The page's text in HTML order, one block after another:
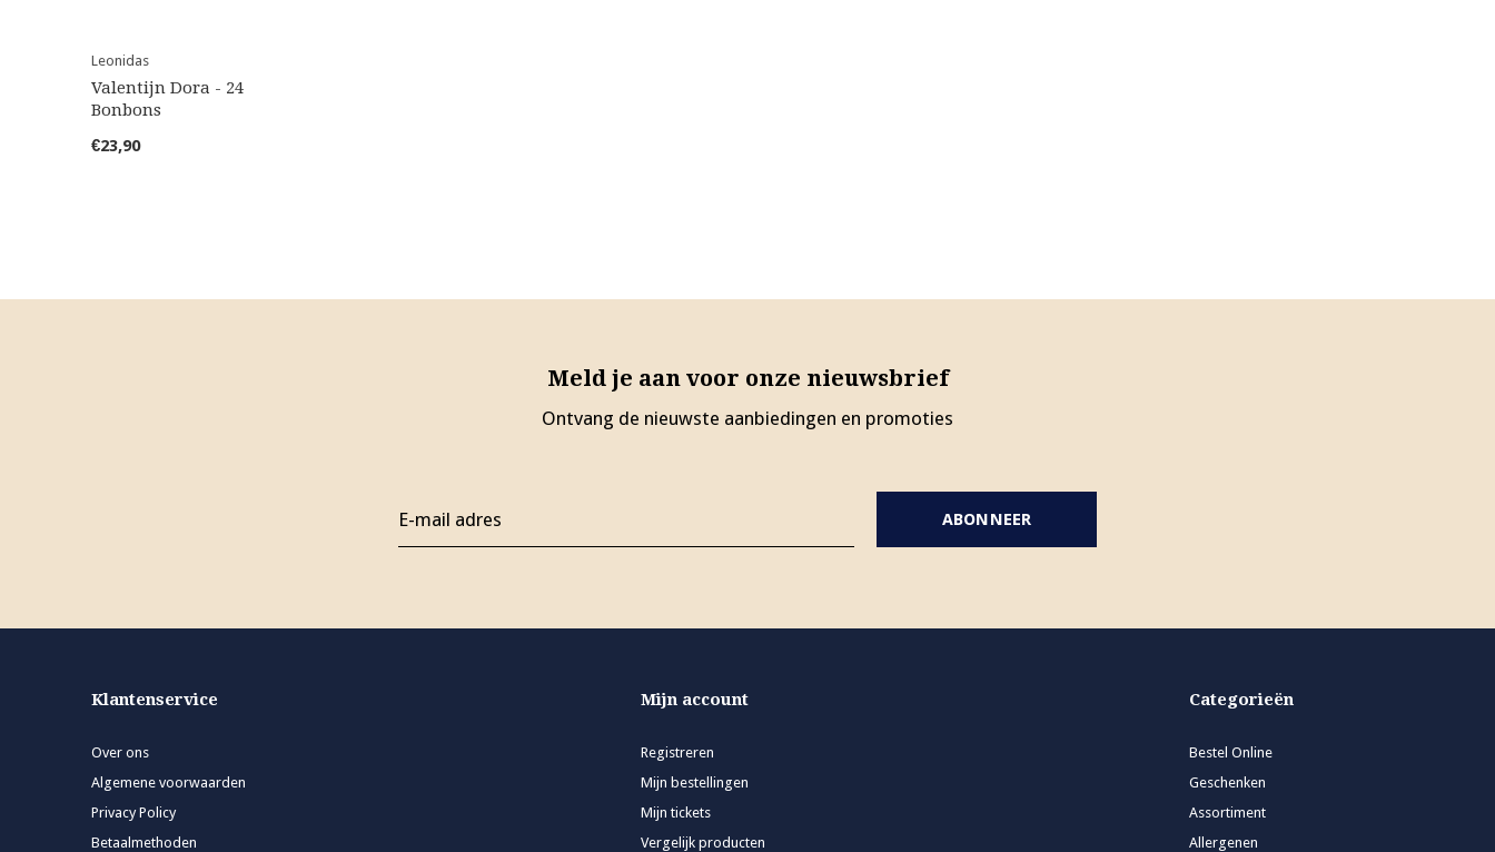
Leonidas
Valentijn Dora - 24
Bonbons
€23,90
Meld je aan voor onze nieuwsbrief
Ontvang de nieuwste aanbiedingen en promoties
ABONNEER
Klantenservice
Over ons
Algemene voorwaarden
Privacy Policy
Betaalmethoden
Mijn account
Registreren
Mijn bestellingen
Mijn tickets
Vergelijk producten
Categorieën
Bestel Online
Geschenken
Assortiment
Allergenen